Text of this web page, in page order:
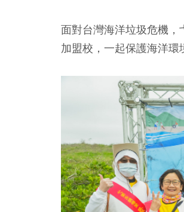
面對台灣海洋垃圾危機
加盟校，一起保護海洋環